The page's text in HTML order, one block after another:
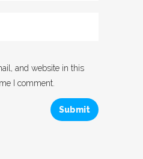
and website in this
I comment.